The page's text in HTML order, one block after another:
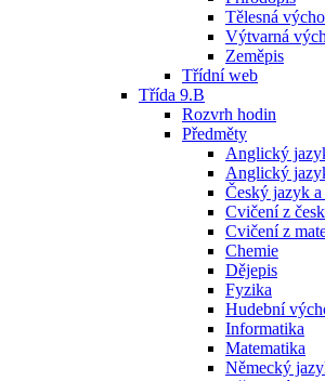
Tělesná
Výtvarná
Zeměpis
Třídní web
Třída 9.B
Rozvrh hodin
Předměty
Anglický
Anglický
Český jazyk a
Cvičení z
Cvičení z
Chemie
Dějepis
Fyzika
Hudební
Informatika
Matematika
Německý